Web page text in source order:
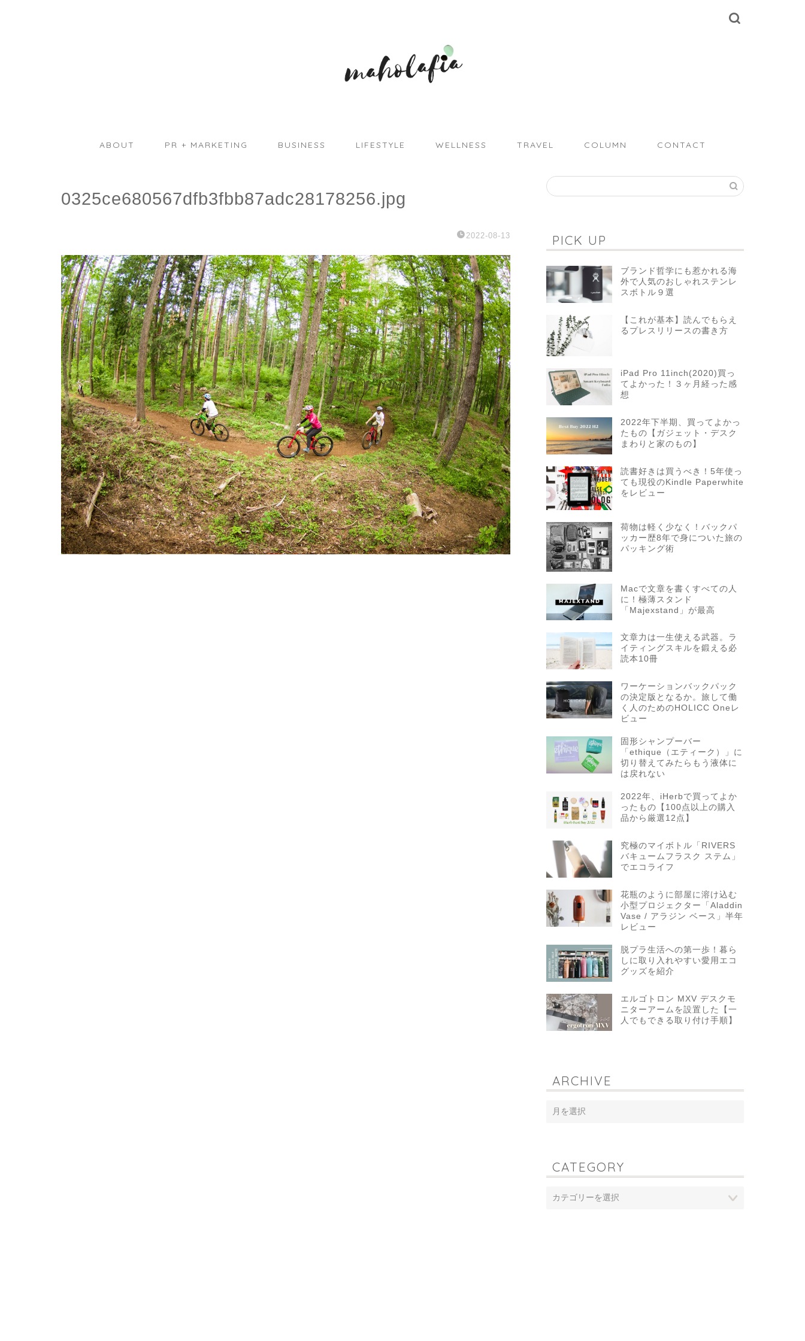
ABOUT PR + MARKETING BUSINESS LIFESTYLE WELLNESS TRAVEL COLUMN CONTACT
0325ce680567dfb3fbb87adc28178256.jpg
2022-08-13 PICK UP
ブランド哲学にも惹かれる海
外で人気のおしゃれステンレ
スボトル９選
【これが基本】読んでもらえ
るプレスリリースの書き方
iPad Pro 11inch(2020)買っ
てよかった！３ヶ月経った感
想
2022年下半期、買ってよかっ
たもの【ガジェット・デスク
まわりと家のもの】
読書好きは買うべき！5年使っ
ても現役のKindle Paperwhite
をレビュー
荷物は軽く少なく！バックパ
ッカー歴8年で身についた旅の
パッキング術
Macで文章を書くすべての人
に！極薄スタンド
「Majexstand」が最高
文章力は一生使える武器。ラ
イティングスキルを鍛える必
読本10冊
ワーケーションバックパック
の決定版となるか。旅して働
く人のためのHOLICC Oneレ
ビュー
固形シャンプーバー
「ethique（エティーク）」に
切り替えてみたらもう液体に
は戻れない
2022年、iHerbで買ってよか
ったもの【100点以上の購入
品から厳選12点】
究極のマイボトル「RIVERS
バキュームフラスク ステム」
でエコライフ
花瓶のように部屋に溶け込む
小型プロジェクター「Aladdin
Vase / アラジン ベース」半年
レビュー
脱プラ生活への第一歩！暮ら
しに取り入れやすい愛用エコ
グッズを紹介
エルゴトロン MXV デスクモ
ニターアームを設置した【一
人でもできる取り付け手順】
ARCHIVE
CATEGORY